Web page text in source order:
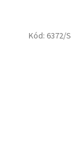
Kód: 6372/S